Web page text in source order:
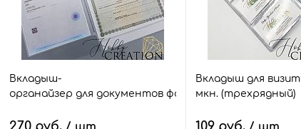
Вкладыш-
органайзер для документов формат А4 на 1
270 руб.
Вкладыш для
мкн. (трехрядный)
109 руб.